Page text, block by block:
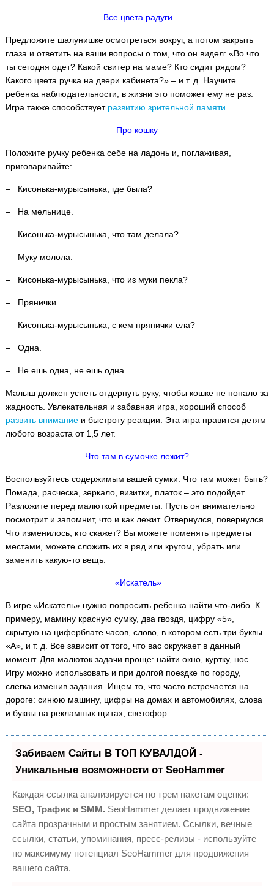
Все цвета радуги
Предложите шалунишке осмотреться вокруг, а потом закрыть
глаза и ответить на ваши вопросы о том, что он видел: «Во что
ты сегодня одет? Какой свитер на маме? Кто сидит рядом?
Какого цвета ручка на двери кабинета?» – и т. д. Научите
ребенка наблюдательности, в жизни это поможет ему не раз.
Игра также способствует развитию зрительной памяти
Про кошку
Положите ручку ребенка себе на ладонь и, поглаживая,
приговаривайте:
– Кисонька-мурысынька, где была?
– На мельнице.
– Кисонька-мурысынька, что там делала?
– Муку молола.
– Кисонька-мурысынька, что из муки пекла?
– Прянички.
– Кисонька-мурысынька, с кем прянички ела?
– Одна.
– Не ешь одна, не ешь одна.
Малыш должен успеть отдернуть руку, чтобы кошке не попало за
жадность. Увлекательная и забавная игра, хороший способ
развить вниманиеи быстроту реакции. Эта игра нравится детям
любого возраста от 1,5 лет.
Что там в сумочке лежит?
Воспользуйтесь содержимым вашей сумки. Что там может быть?
Помада, расческа, зеркало, визитки, платок – это подойдет.
Разложите перед малюткой предметы. Пусть он внимательно
посмотрит и запомнит, что и как лежит. Отвернулся, повернулся.
Что изменилось, кто скажет? Вы можете поменять предметы
местами, можете сложить их в ряд или кругом, убрать или
заменить какую-то вещь.
«Искатель»
В игре «Искатель» нужно попросить ребенка найти что-либо. К
примеру, мамину красную сумку, два гвоздя, цифру «5»,
скрытую на циферблате часов, слово, в котором есть три буквы
«А», и т. д. Все зависит от того, что вас окружает в данный
момент. Для малюток задачи проще: найти окно, куртку, нос.
Игру можно использовать и при долгой поездке по городу,
слегка изменив задания. Ищем то, что часто встречается на
дороге: синюю машину, цифры на домах и автомобилях, слова
и буквы на рекламных щитах, светофор.
Забиваем Сайты В ТОП КУВАЛДОЙ -
Уникальные возможности от SeoHammer
Каждая ссылка анализируется по трем пакетам оценки:
SEO, Трафик и SMM. SeoHammer делает продвижение
сайта прозрачным и простым занятием. Ссылки, вечные
ссылки, статьи, упоминания, пресс-релизы - используйте
по максимуму потенциал SeoHammer для продвижения
вашего сайта.